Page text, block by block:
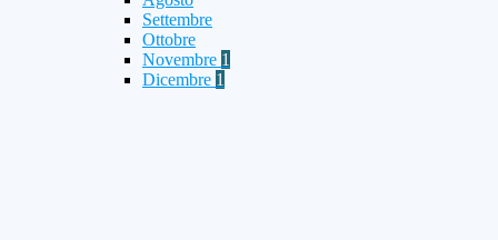
Settembre
Ottobre
Novembre 1
Dicembre 1